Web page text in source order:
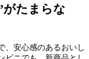
がたまらな
、安心感のあるおいし